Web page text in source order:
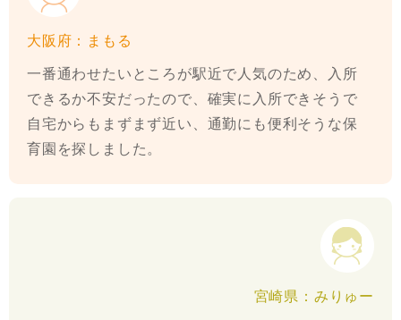
大阪府：まもる
一番通わせたいところが駅近で人気のため、入所
できるか不安だったので、確実に入所できそうで
自宅からもまずまず近い、通勤にも便利そうな保
育園を探しました。
宮崎県：みりゅー